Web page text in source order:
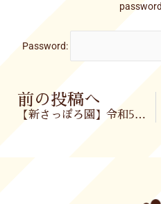
Password:
Prev
前の投稿へ
【新さっぽろ園】令和5年7月5日(水)